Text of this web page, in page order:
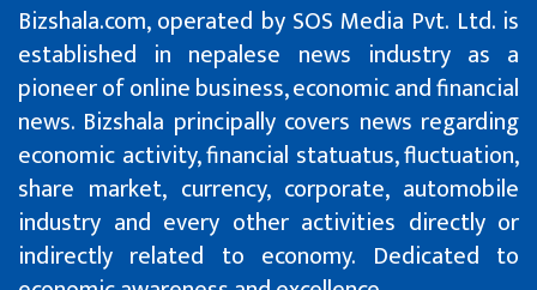
Bizshala.com, operated by SOS Media Pvt. Ltd. is
established in nepalese news industry as a
pioneer of online business, economic and financial
news. Bizshala principally covers news regarding
economic activity, financial statuatus, fluctuation,
share market, currency, corporate, automobile
industry and every other activities directly or
indirectly related to economy. Dedicated to